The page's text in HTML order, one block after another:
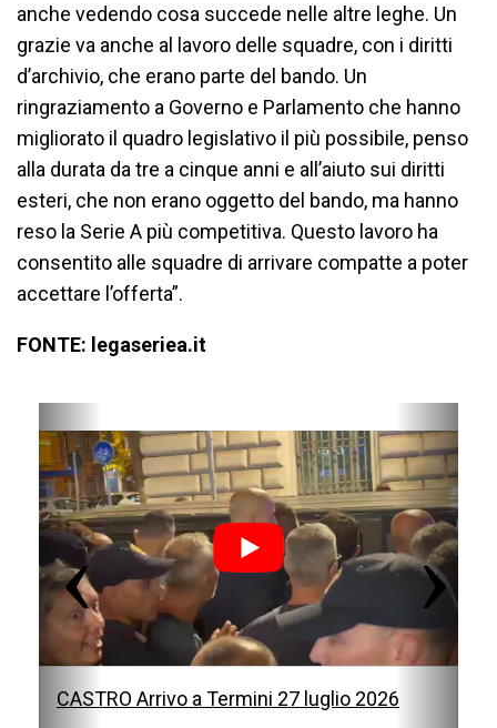
anche vedendo cosa succede nelle altre leghe. Un
grazie va anche al lavoro delle squadre, con i diritti
d’archivio, che erano parte del bando. Un
ringraziamento a Governo e Parlamento che hanno
migliorato il quadro legislativo il più possibile, penso
alla durata da tre a cinque anni e all’aiuto sui diritti
esteri, che non erano oggetto del bando, ma hanno
reso la Serie A più competitiva. Questo lavoro ha
consentito alle squadre di arrivare compatte a poter
accettare l’offerta”.
FONTE: legaseriea.it
CASTRO Arrivo a Termini 27 luglio 2026
r
e
v
i
o
u
s
e
x
t